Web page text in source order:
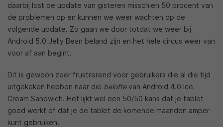
daarbij lost de update van gisteren misschien 50 procent van
de problemen op en kunnen we weer wachten op de
volgende update. Zo gaan we door totdat we weer bij
Android 5.0 Jelly Bean beland zijn en het hele circus weer van
voor af aan begint.
Dit is gewoon zeer frustrerend voor gebruikers die al die tijd
uitgekeken hebben naar die beloftevan Android 4.0 Ice
Cream Sandwich. Het lijkt wel een 50/50 kans dat je tablet
goed werkt of dat je de tablet de komende maanden amper
kunt gebruiken.